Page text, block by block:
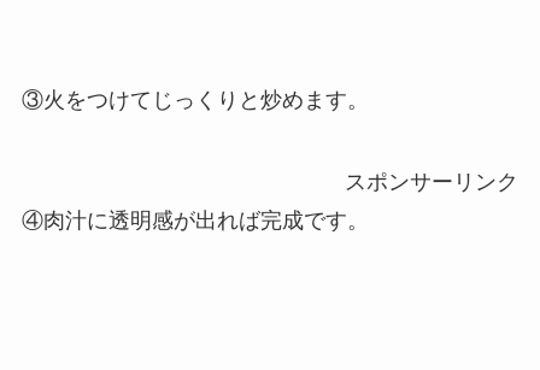
③火をつけてじっくりと炒めます。
スポンサーリンク
④肉汁に透明感が出れば完成です。